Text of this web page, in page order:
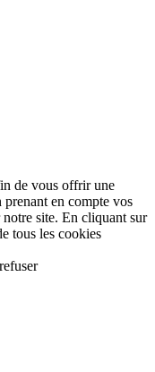
de vous offrir une
prenant en compte vos
site. En cliquant sur
tous les cookies